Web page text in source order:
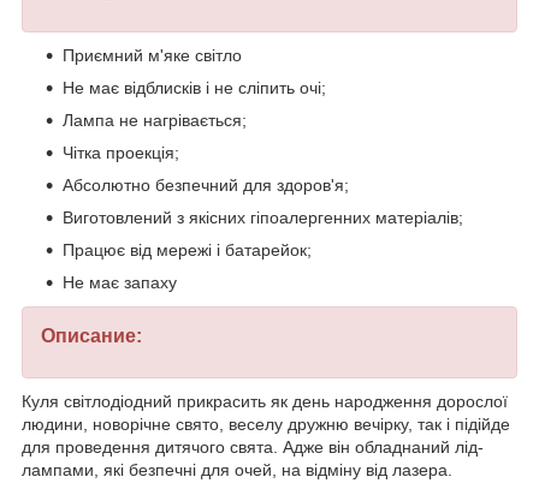
Приємний м'яке світло
Не має відблисків і не сліпить очі;
Лампа не нагрівається;
Чітка проекція;
Абсолютно безпечний для здоров'я;
Виготовлений з якісних гіпоалергенних матеріалів;
Працює від мережі і батарейок;
Не має запаху
Описание:
Куля світлодіодний прикрасить як день народження дорослої
людини, новорічне свято, веселу дружню вечірку, так і підійде
для проведення дитячого свята. Адже він обладнаний лід-
лампами, які безпечні для очей, на відміну від лазера.